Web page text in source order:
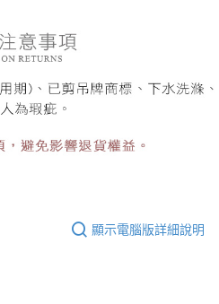
顯示電腦版詳細說明